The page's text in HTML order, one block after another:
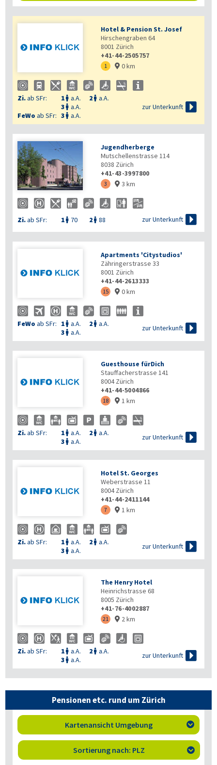
Hotel & Pension St. Josef
Hirschengraben 64
8001 Zürich
+41-44-2505757
1  0 km
Zi.ab SFr: 1  a.A. 2  a.A.
3  a.A.
FeWo ab SFr: 3  a.A.
zur Unterkunft 
Jugendherberge
Mutschellenstrasse 114
8038 Zürich
+41-43-3997800
3  3 km
Zi.ab SFr: 1  70 2  88 zur Unterkunft 
Apartments 'Citystudios'
Zähringerstrasse 33
8001 Zürich
+41-44-2613333
15  0 km
FeWo ab SFr: 1  a.A. 2  a.A.
3  a.A.
zur Unterkunft 
Guesthouse fürDich
Stauffacherstrasse 141
8004 Zürich
+41-44-5004866
18  1 km
Zi.ab SFr: 1  a.A. 2  a.A.
3  a.A.
zur Unterkunft 
Hotel St. Georges
Weberstrasse 11
8004 Zürich
+41-44-2411144
7  1 km
Zi.ab SFr: 1  a.A. 2  a.A.
3  a.A.
zur Unterkunft 
The Henry Hotel
Heinrichstrasse 68
8005 Zürich
+41-76-4002887
21  2 km
Zi.ab SFr: 1  a.A. 2  a.A.
3  a.A.
zur Unterkunft 
Pensionen etc. rund um Zürich
Kartenansicht Umgebung 
Sortierung nach: PLZ 